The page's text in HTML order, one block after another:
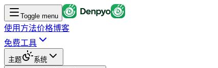
Toggle menu
使用方法价格博客
免费工具
主题
系统